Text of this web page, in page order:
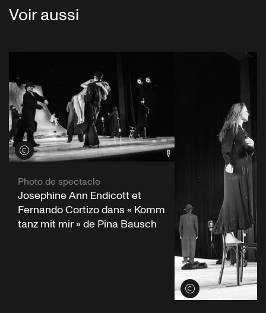
Voir aussi
Voir les crédits
Photo de spectacle
Josephine Ann Endicott et
Fernando Cortizo dans « Komm
tanz mit mir » de Pina Bausch
Voir les crédits